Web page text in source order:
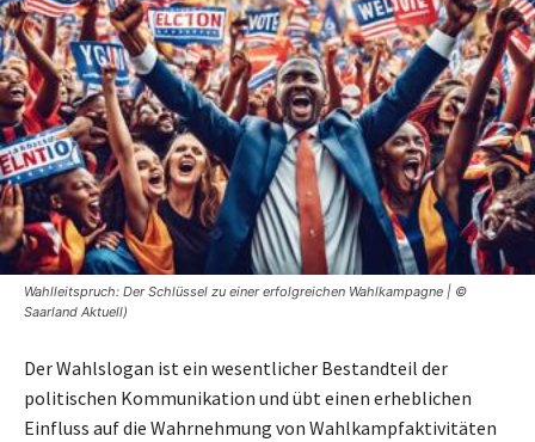
Wahlleitspruch: Der Schlüssel zu einer erfolgreichen Wahlkampagne | ©
Saarland Aktuell)
Der Wahlslogan ist ein wesentlicher Bestandteil der
politischen Kommunikation und übt einen erheblichen
Einfluss auf die Wahrnehmung von Wahlkampfaktivitäten